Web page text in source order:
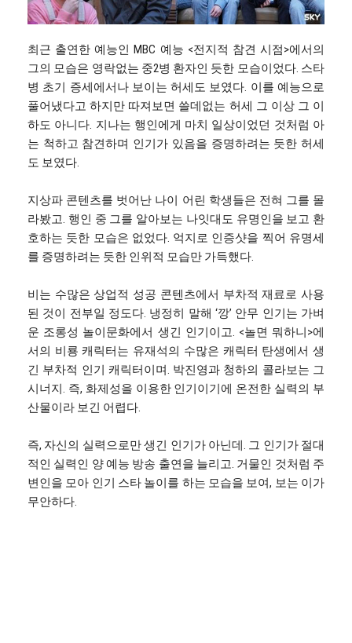
최근 출연한 예능인 MBC 예능 <전지적 참견 시점>에서의
그의 모습은 영락없는 중2병 환자인 듯한 모습이었다. 스타
병 초기 증세에서나 보이는 허세도 보였다. 이를 예능으로
풀어냈다고 하지만 따져보면 쓸데없는 허세 그 이상 그 이
하도 아니다. 지나는 행인에게 마치 일상이었던 것처럼 아
는 척하고 참견하며 인기가 있음을 증명하려는 듯한 허세
도 보였다.
지상파 콘텐츠를 벗어난 나이 어린 학생들은 전혀 그를 몰
라봤고. 행인 중 그를 알아보는 나잇대도 유명인을 보고 환
호하는 듯한 모습은 없었다. 억지로 인증샷을 찍어 유명세
를 증명하려는 듯한 인위적 모습만 가득했다.
비는 수많은 상업적 성공 콘텐츠에서 부차적 재료로 사용
된 것이 전부일 정도다. 냉정히 말해 ‘깡’ 안무 인기는 가벼
운 조롱성 놀이문화에서 생긴 인기이고. <놀면 뭐하니>에
서의 비룡 캐릭터는 유재석의 수많은 캐릭터 탄생에서 생
긴 부차적 인기 캐릭터이며. 박진영과 청하의 콜라보는 그
시너지. 즉, 화제성을 이용한 인기이기에 온전한 실력의 부
산물이라 보긴 어렵다.
즉, 자신의 실력으로만 생긴 인기가 아닌데. 그 인기가 절대
적인 실력인 양 예능 방송 출연을 늘리고. 거물인 것처럼 주
변인을 모아 인기 스타 놀이를 하는 모습을 보여, 보는 이가
무안하다.